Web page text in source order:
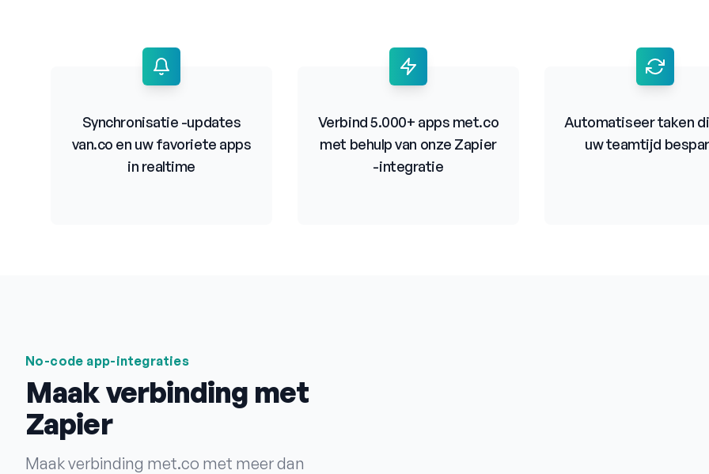
Synchronisatie -updates
van.co en uw favoriete apps
in realtime
Verbind 5.000+ apps met.co
met behulp van onze Zapier
-integratie
Automatiseer taken
uw teamtijd
No-code app-integraties
Maak verbinding met
Zapier
Maak verbinding met.co met meer dan